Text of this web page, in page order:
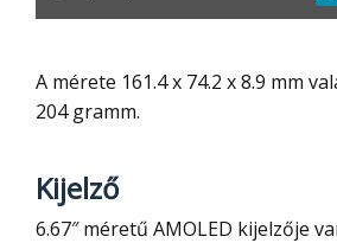
A mérete 161.4 x 74.2 x 8.9 mm valamint a tömege
204 gramm.
Kijelző
6.67″ méretű AMOLED kijelzője van 1220 x 2712